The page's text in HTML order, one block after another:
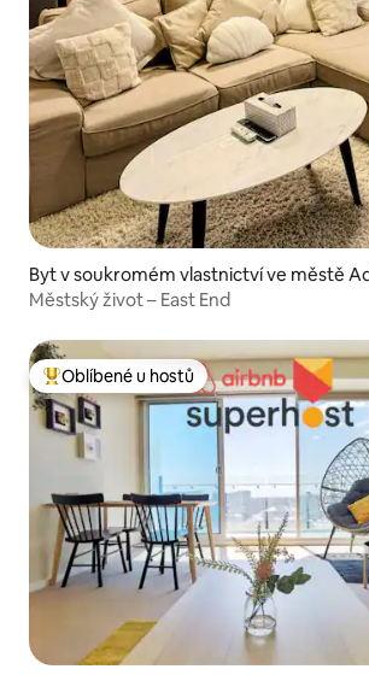
Byt v soukromém vlastnictví ve městě
e
Městský život – East End
Nejlepší v kategorii Oblíbené u hostů
Oblíbené u hostů